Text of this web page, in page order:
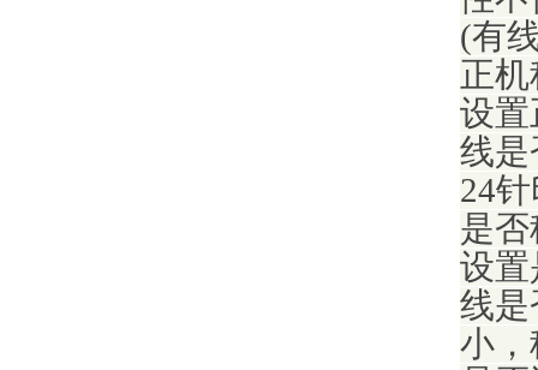
(有
正
设置
线是
24
是
设置
线是
小，